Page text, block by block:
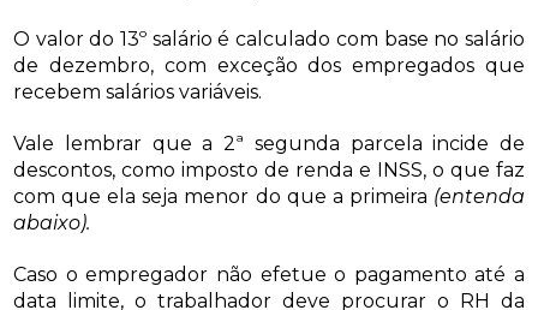
O valor do 13º salário é calculado com base no salário
de dezembro, com exceção dos empregados que
recebem salários variáveis.
Vale lembrar que a 2ª segunda parcela incide de
descontos, como imposto de renda e INSS, o que faz
com que ela seja menor do que a primeira (entenda
abaixo).
Caso o empregador não efetue o pagamento até a
data limite, o trabalhador deve procurar o RH da